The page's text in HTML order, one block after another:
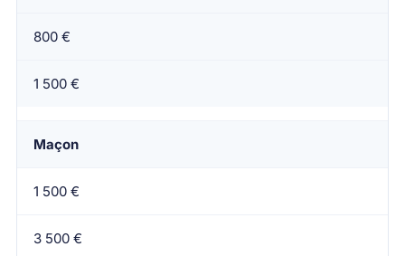
800 €
1 500 €
Maçon
1 500 €
3 500 €